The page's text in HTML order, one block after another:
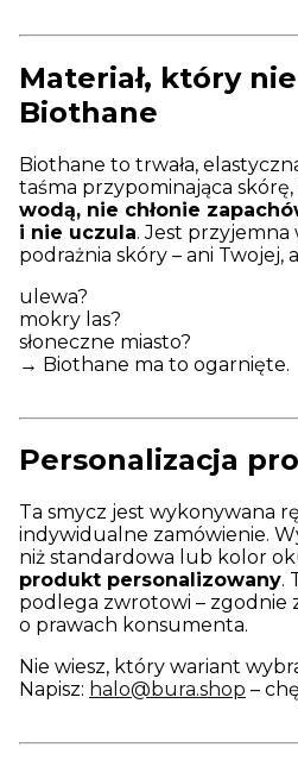
Materiał, który
Biothane
Biothane to trwała,
taśma przypominająca
wodą, nie chłonie
i nie uczula. Jest
podrażnia skóry – ani Twojej,
ulewa?
mokry las?
słoneczne miasto?
→ Biothane ma to ogarnięte.
Personalizacja
Ta smycz jest wykonywana
indywidualne zamówienie.
niż standardowa lub kolor
produkt personalizowany.
podlega zwrotowi – zgodnie
o prawach konsumenta.
Nie wiesz, który wariant
Napisz: halo@bura.shop –